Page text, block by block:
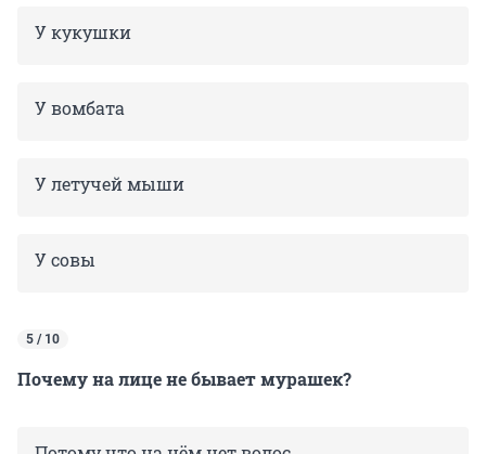
У кукушки
У вомбата
У летучей мыши
У совы
5 / 10
Почему на лице не бывает мурашек?